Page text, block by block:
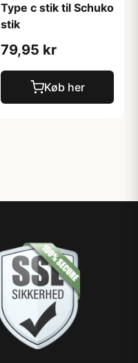
Type c stik til Schuko
stik
79,95 kr
Køb her